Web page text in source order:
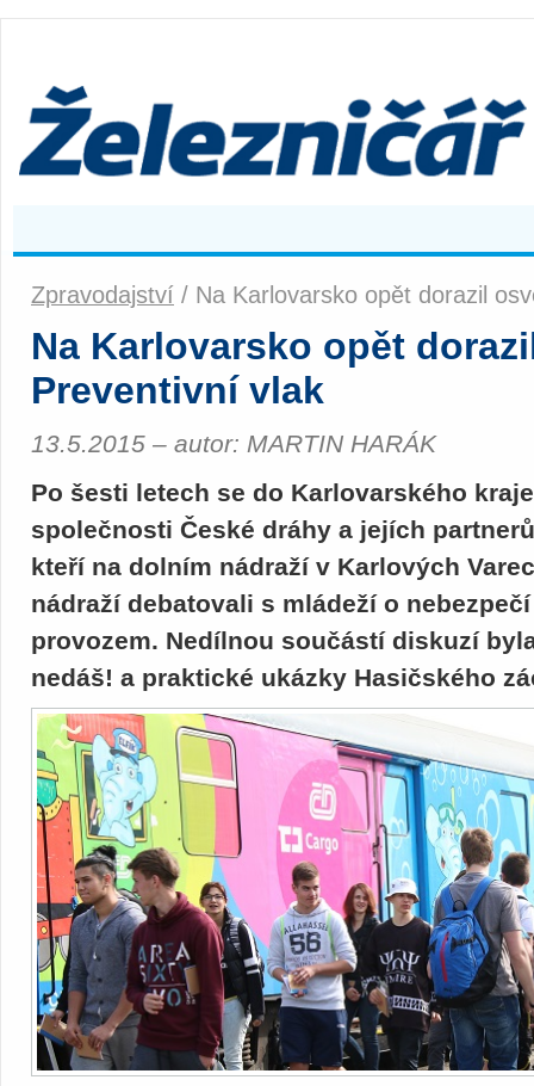
Zpravodajství / Na Karlovarsko opět dorazil
Na Karlovarsko opět
Preventivní vlak
13.5.2015 – autor: MARTIN HARÁK
Po šesti letech se do Karlovarského
společnosti České dráhy a jejích
kteří na dolním nádraží v Karlových
nádraží debatovali s mládeží o
provozem. Nedílnou součástí diskuzí
nedáš! a praktické ukázky Hasičského